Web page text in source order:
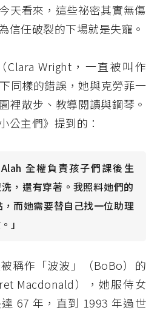
天看來，這些祕密其實無傷
信任破裂的下場就是失寵。
Clara Wright，一直被叫作
同樣的錯誤，她與克勞菲一
裡散步、教導閱讀與鋼琴。
公主們》提到的：
全權負責孩子們課後生
，還有穿著。我照料她們的
，而她需要替自己找一位助理
」
稱作「波波」（BoBo）的
Macdonald），她服侍女
67 年，直到 1993 年過世